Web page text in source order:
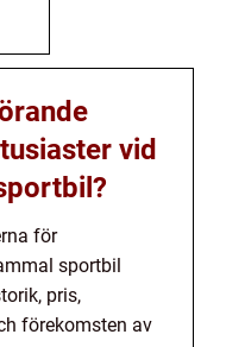
vid
för
sportbil
pris,
förekomsten av